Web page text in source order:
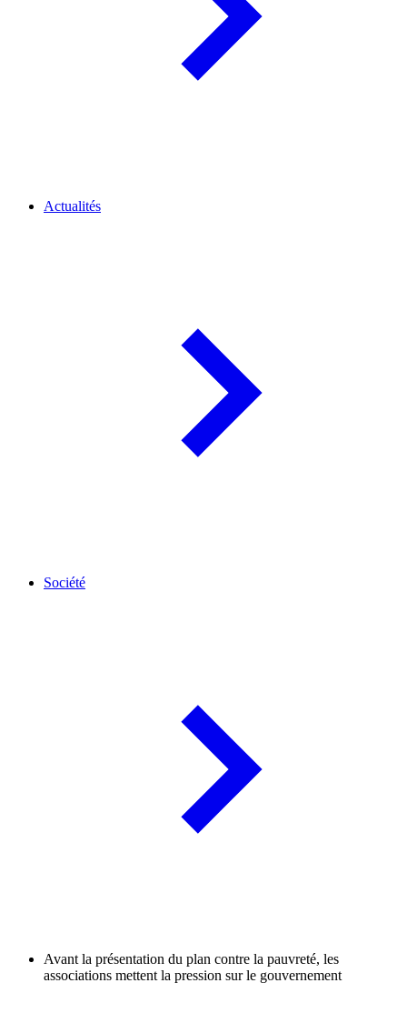
Actualités
Société
Avant la présentation du plan contre la pauvreté, les
associations mettent la pression sur le gouvernement